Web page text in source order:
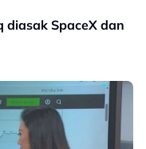
diasak SpaceX dan